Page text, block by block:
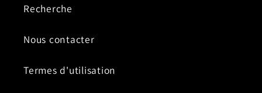
Recherche
Nous contacter
Termes d'utilisation